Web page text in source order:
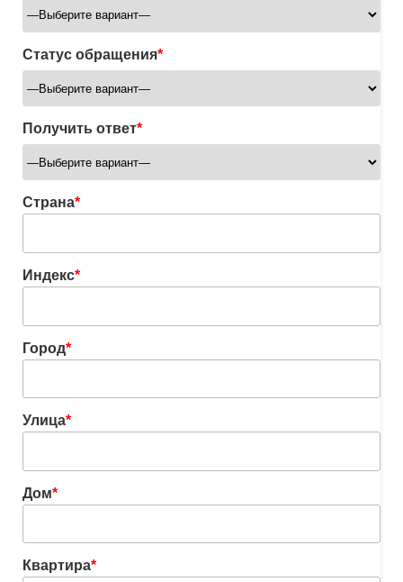
Статус обращения*
Получить ответ*
Страна*
Индекс*
Город*
Улица*
Дом*
Квартира*